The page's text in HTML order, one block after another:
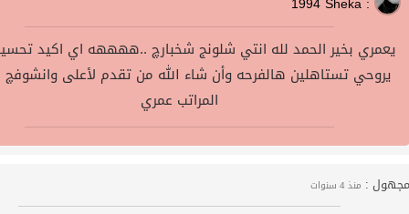
يعمري بخير الحمد لله انتي شلونج شخبارچ ..ههههه اي اكيد
يروحي تستاهلين هالفرحه وأن شاء الله من تقدم لأعلى وانشوفچ
المراتب عمري
مجهول : منذ 4 سنوات